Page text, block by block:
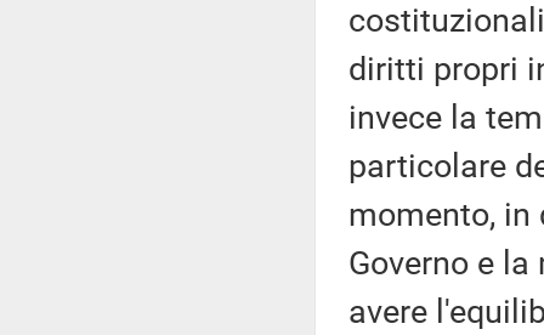
diritti propri
invece la
particolare
momento, in
Governo e
avere